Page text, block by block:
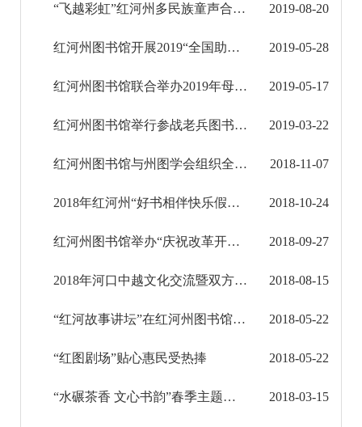
环境保护信息公开
减税降费信息公开
重大建设项目信息公开
征地信息公开
国有土地上房屋征收补偿信息公开
红河州教育信息公开
医疗卫生机构信息公开
科技管理和项目经费信息公开
文化机构信息公开
非物质文化保护信息公开
博物馆馆务信息公开
“飞越彩虹”红河州多民族童声合唱团参加第七届中国童声合唱节荣获A组金奖 2019-08-20
红河州图书馆开展2019“全国助残日”系列活动 2019-05-28
红河州图书馆联合举办2019年母亲节亲子阅读活动 2019-05-17
红河州图书馆举行参战老兵图书捐赠仪式 2019-03-22
红河州图书馆与州图学会组织全州图书馆举办“伟大进程，庆祝改革开放40周年展” 2018-11-07
2018年红河州“好书相伴快乐假期”读书征文活动结果揭晓 2018-10-24
红河州图书馆举办“庆祝改革开放四十周年电影展” 2018-09-27
2018年河口中越文化交流暨双方图书馆交流合作赠书仪式举行 2018-08-15
“红河故事讲坛”在红河州图书馆开讲 2018-05-22
“红图剧场”贴心惠民受热捧 2018-05-22
“水碾茶香 文心书韵”春季主题品读活动成功举办 2018-03-15